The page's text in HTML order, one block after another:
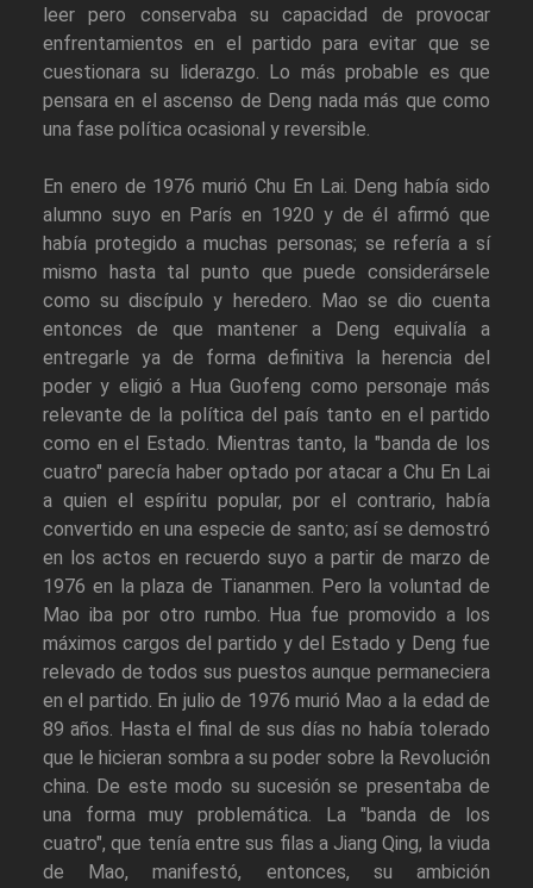
leer pero conservaba su capacidad de provocar
enfrentamientos en el partido para evitar que se
cuestionara su liderazgo. Lo más probable es que
pensara en el ascenso de Deng nada más que como
una fase política ocasional y reversible.
En enero de 1976 murió Chu En Lai. Deng había sido
alumno suyo en París en 1920 y de él afirmó que
había protegido a muchas personas; se refería a sí
mismo hasta tal punto que puede considerársele
como su discípulo y heredero. Mao se dio cuenta
entonces de que mantener a Deng equivalía a
entregarle ya de forma definitiva la herencia del
poder y eligió a Hua Guofeng como personaje más
relevante de la política del país tanto en el partido
como en el Estado. Mientras tanto, la "banda de los
cuatro" parecía haber optado por atacar a Chu En Lai
a quien el espíritu popular, por el contrario, había
convertido en una especie de santo; así se demostró
en los actos en recuerdo suyo a partir de marzo de
1976 en la plaza de Tiananmen. Pero la voluntad de
Mao iba por otro rumbo. Hua fue promovido a los
máximos cargos del partido y del Estado y Deng fue
relevado de todos sus puestos aunque permaneciera
en el partido. En julio de 1976 murió Mao a la edad de
89 años. Hasta el final de sus días no había tolerado
que le hicieran sombra a su poder sobre la Revolución
china. De este modo su sucesión se presentaba de
una forma muy problemática. La "banda de los
cuatro", que tenía entre sus filas a Jiang Qing, la viuda
de Mao, manifestó, entonces, su ambición